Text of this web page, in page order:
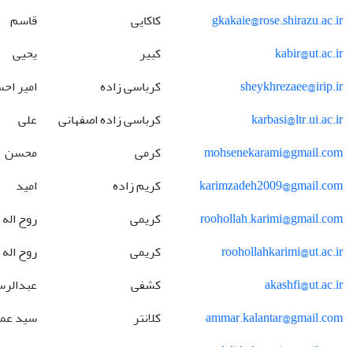
gkakaie@rose.shirazu.ac.ir
کاکایی
قاسم
kabir@ut.ac.ir
کبیر
یحیی
sheykhrezaee@irip.ir
کرباسی زاده
امیر
karbasi@ltr.ui.ac.ir
کرباسی زاده اصفهانی
علی
mohsenekarami@gmail.com
کرمی
محسن
karimzadeh2009@gmail.com
کریم زاده
امید
roohollah.karimi@gmail.com
کریمی
روح اله
roohollahkarimi@ut.ac.ir
کریمی
روح اله
akashfi@ut.ac.ir
کشفی
ammar.kalantar@gmail.com
کلانتر
سید